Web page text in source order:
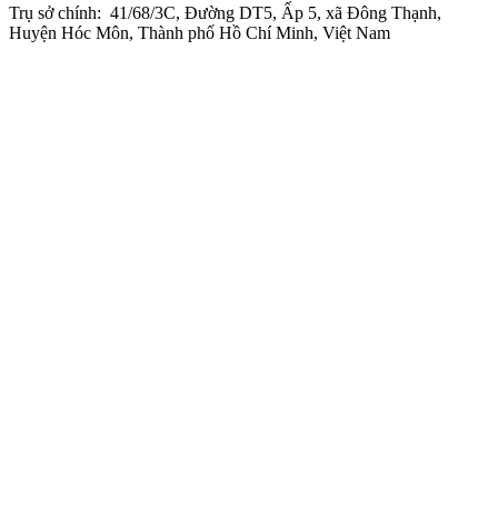
Trụ sở chính: 41/68/3C, Đường DT5, Ấp 5, xã Đông Thạnh,
Huyện Hóc Môn, Thành phố Hồ Chí Minh, Việt Nam